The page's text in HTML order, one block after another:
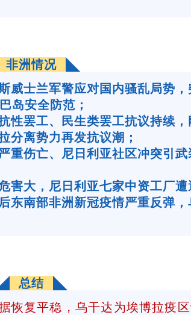
非洲情况
威士兰军警应对国内骚乱局势
岛安全防范；
性罢工、民生类罢工抗议持续，
分离势力再发抗议潮；
重伤亡、尼日利亚社区冲突引
害大，尼日利亚七家中资工厂遭
东南部非洲新冠疫情严重反弹
总结
恢复平稳，乌干达为埃博拉疫区